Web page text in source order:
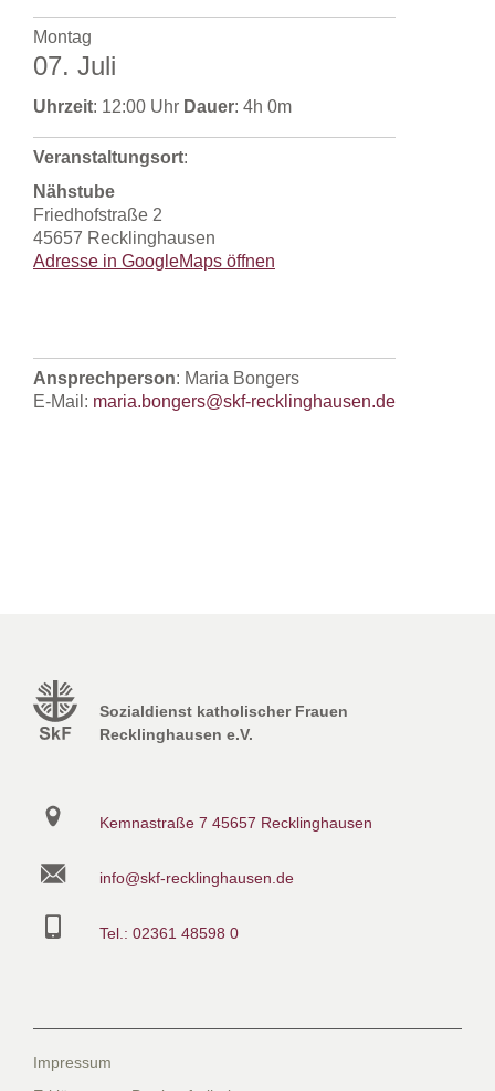
Montag
07. Juli
Uhrzeit: 12:00 Uhr Dauer: 4h 0m
Veranstaltungsort:
Nähstube
Friedhofstraße 2
45657 Recklinghausen
Adresse in GoogleMaps öffnen
Ansprechperson: Maria Bongers
E-Mail: maria.bongers@skf-recklinghausen.de
Sozialdienst katholischer Frauen
Recklinghausen e.V.
Kemnastraße 7 45657 Recklinghausen
info@skf-recklinghausen.de
Tel.: 02361 48598 0
Impressum